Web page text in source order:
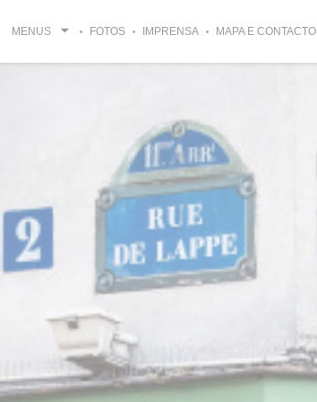
MENUS FOTOS IMPRENSA MAPA E CONTACTO